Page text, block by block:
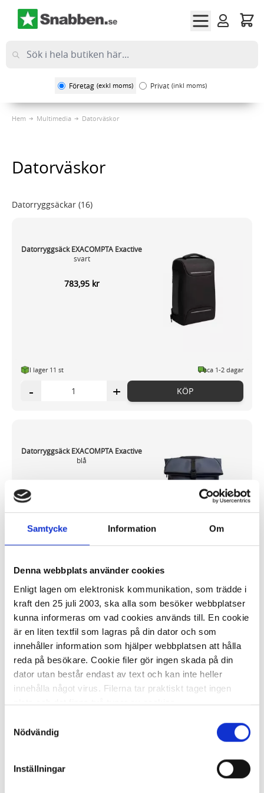
Samtycke Information Om
Denna webbplats använder cookies
Enligt lagen om elektronisk kommunikation, som trädde i
kraft den 25 juli 2003, ska alla som besöker webbplatser
kunna informeras om vad cookies används till. En cookie
är en liten textfil som lagras på din dator och som
innehåller information som hjälper webbplatsen att hålla
reda på besökare. Cookie filer gör ingen skada på din
dator utan består endast av text och kan inte heller
innehålla något virus. Filerna tar praktiskt taget ingen
plats och det finns två typer av cookies.
Den ena typen sparar en fil permanent på din dator,
dessa används för att exempelvis kunna mäta hur du
som besökare rör dig på hemsidan. Detta enbart för att
kunna erbjuda besökaren bättre tjänster och service.
Nödvändig
Inställningar
Företag (exkl moms) Privat (inkl moms)
Hem Multimedia Datorväskor
Datorväskor
Datorryggsäckar (16)
Datorryggsäck EXACOMPTA Exactive
svart
783,95 kr
I lager 11 st ca 1-2 dagar
- + KÖP
Datorryggsäck EXACOMPTA Exactive
blå
I lager 9st
- + KÖP
Datorryggsäck KENSINGTON EQ 16"
366,91 kr
I lager 23st ca 1-2 dagar